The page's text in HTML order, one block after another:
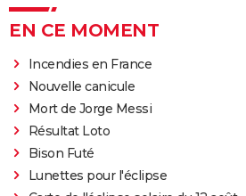
EN CE MOMENT
Incendies en France
Nouvelle canicule
Mort de Jorge Messi
Résultat Loto
Bison Futé
Lunettes pour l'éclipse